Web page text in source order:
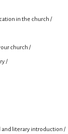
in the church /
church /
/
literary introduction /